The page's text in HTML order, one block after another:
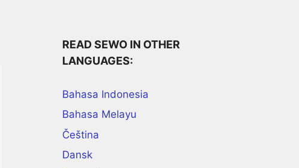
READ SEWO IN OTHER
LANGUAGES:
Bahasa Indonesia
Bahasa Melayu
Čeština
Dansk